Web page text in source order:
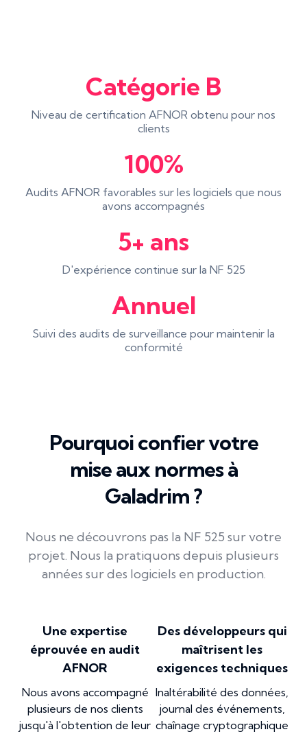
Catégorie B
Niveau de certification AFNOR obtenu pour nos
clients
100%
Audits AFNOR favorables sur les logiciels que nous
avons accompagnés
5+ ans
D'expérience continue sur la NF 525
Annuel
Suivi des audits de surveillance pour maintenir la
conformité
Pourquoi confier votre
mise aux normes à
Galadrim ?
Nous ne découvrons pas la NF 525 sur votre
projet. Nous la pratiquons depuis plusieurs
années sur des logiciels en production.
Une expertise
éprouvée en audit
AFNOR
Nous avons accompagné
plusieurs de nos clients
jusqu'à l'obtention de leur
Des développeurs qui
maîtrisent les
exigences techniques
Inaltérabilité des données,
journal des événements,
chaînage cryptographique